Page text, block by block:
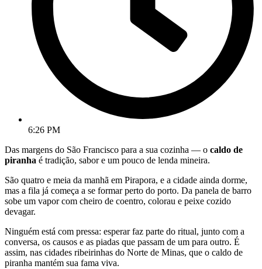
6:26 PM
Das margens do São Francisco para a sua cozinha — o caldo de
piranha é tradição, sabor e um pouco de lenda mineira.
São quatro e meia da manhã em Pirapora, e a cidade ainda dorme,
mas a fila já começa a se formar perto do porto. Da panela de barro
sobe um vapor com cheiro de coentro, colorau e peixe cozido
devagar.
Ninguém está com pressa: esperar faz parte do ritual, junto com a
conversa, os causos e as piadas que passam de um para outro. É
assim, nas cidades ribeirinhas do Norte de Minas, que o caldo de
piranha mantém sua fama viva.